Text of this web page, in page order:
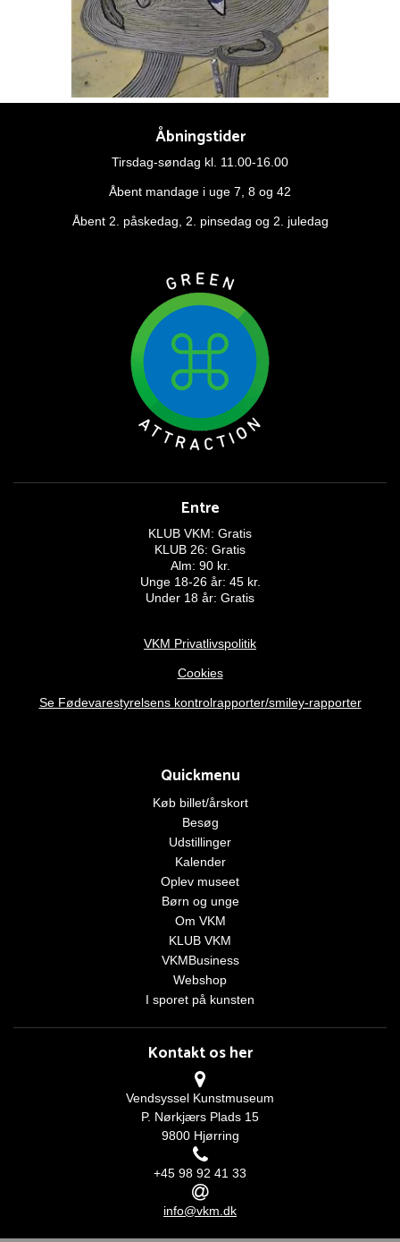
Åbningstider
Tirsdag-søndag kl. 11.00-16.00
Åbent mandage i uge 7, 8 og 42
Åbent 2. påskedag, 2. pinsedag og 2. juledag
Entre
KLUB VKM: Gratis
KLUB 26: Gratis
Alm: 90 kr.
Unge 18-26 år: 45 kr.
Under 18 år: Gratis
VKM Privatlivspolitik
Cookies
Se Fødevarestyrelsens kontrolrapporter/smiley-rapporter
Quickmenu
Køb billet/årskort
Besøg
Udstillinger
Kalender
Oplev museet
Børn og unge
Om VKM
KLUB VKM
VKMBusiness
Webshop
I sporet på kunsten
Kontakt os her
Vendsyssel Kunstmuseum
P. Nørkjærs Plads 15
9800 Hjørring
+45 98 92 41 33
info@vkm.dk